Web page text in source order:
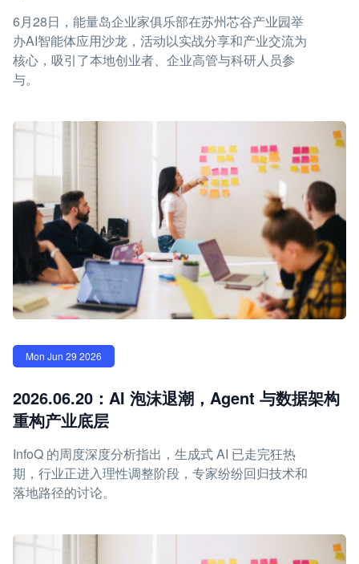
6月28日，能量岛企业家俱乐部在苏州芯谷产业园举
办AI智能体应用沙龙，活动以实战分享和产业交流为
核心，吸引了本地创业者、企业高管与科研人员参
与。
Mon Jun 29 2026
2026.06.20：AI 泡沫退潮，Agent 与数据架构
重构产业底层
InfoQ 的周度深度分析指出，生成式 AI 已走完狂热
期，行业正进入理性调整阶段，专家纷纷回归技术和
落地路径的讨论。